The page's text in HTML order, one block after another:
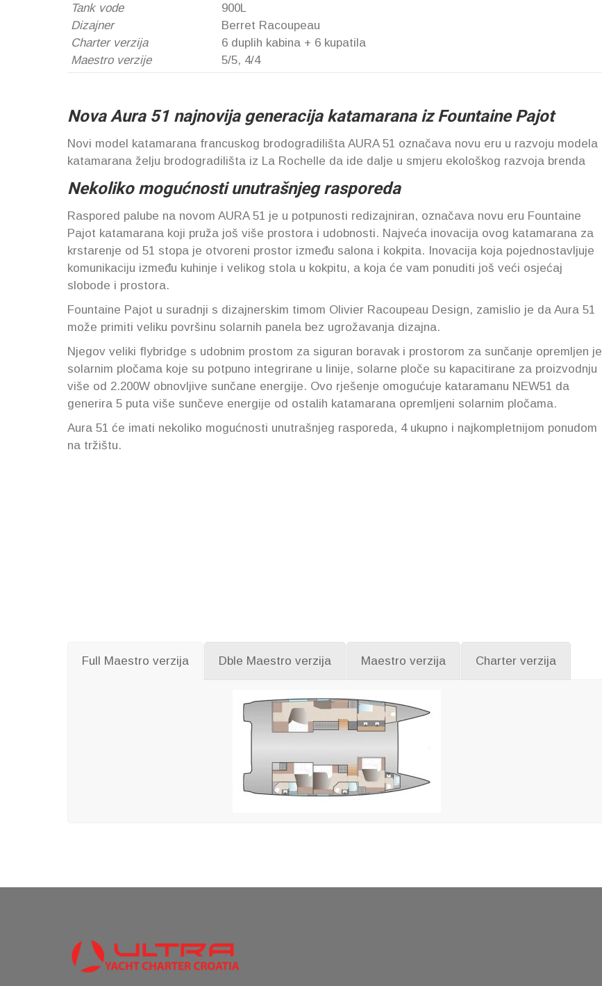
Tank vode
Dizajner
Charter verzija
Maestro verzije
900L
Berret Racoupeau
6 duplih kabina + 6 kupatila
5/5, 4/4
Nova Aura 51 najnovija generacija katamarana iz Fountaine Pajot
Novi model katamarana francuskog brodogradilišta AURA 51 označava novu eru u razvoju modela
katamarana želju brodogradilišta iz La Rochelle da ide dalje u smjeru ekološkog razvoja brenda
Nekoliko mogućnosti unutrašnjeg rasporeda
Raspored palube na novom AURA 51 je u potpunosti redizajniran, označava novu eru Fountaine
Pajot katamarana koji pruža još više prostora i udobnosti. Najveća inovacija ovog katamarana za
krstarenje od 51 stopa je otvoreni prostor između salona i kokpita. Inovacija koja pojednostavljuje
komunikaciju između kuhinje i velikog stola u kokpitu, a koja će vam ponuditi još veći osjećaj
slobode i prostora.
Fountaine Pajot u suradnji s dizajnerskim timom Olivier Racoupeau Design, zamislio je da Aura 51
može primiti veliku površinu solarnih panela bez ugrožavanja dizajna.
Njegov veliki flybridge s udobnim prostom za siguran boravak i prostorom za sunčanje opremljen je
solarnim pločama koje su potpuno integrirane u linije, solarne ploče su kapacitirane za proizvodnju
više od 2.200W obnovljive sunčane energije. Ovo rješenje omogućuje kataramanu NEW51 da
generira 5 puta više sunčeve energije od ostalih katamarana opremljeni solarnim pločama.
Aura 51 će imati nekoliko mogućnosti unutrašnjeg rasporeda, 4 ukupno i najkompletnijom ponudom
na tržištu.
Full Maestro verzija Dble Maestro verzija Maestro verzija Charter verzija